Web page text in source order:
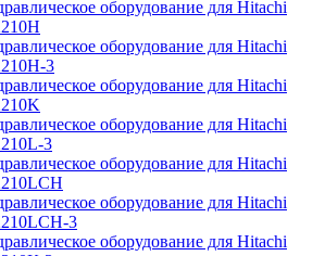
оборудование для Hitachi
оборудование для Hitachi
3
оборудование для Hitachi
оборудование для Hitachi
3
оборудование для Hitachi
оборудование для Hitachi
3
оборудование для Hitachi